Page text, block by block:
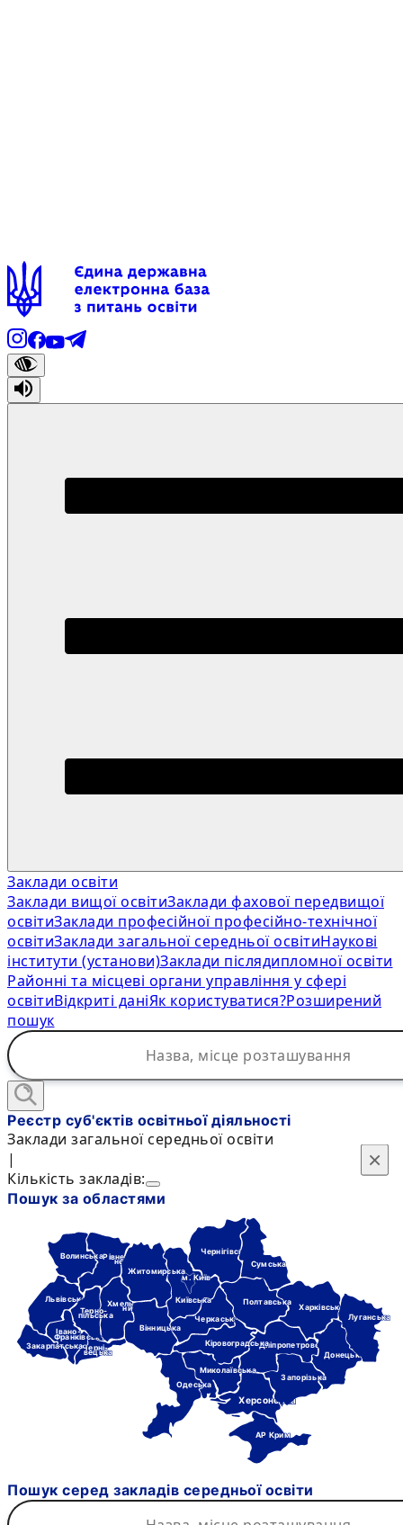
Заклади освіти
Заклади вищої освітиЗаклади фахової передвищої
освітиЗаклади професійної професійно-технічної
освітиЗаклади загальної середньої освітиНаукові
інститути (установи)Заклади післядипломної освіти
Районні та місцеві органи управління у сфері
освітиВідкриті даніЯк користуватися?Розширений
пошук
×
Реєстр суб'єктів освітньої діяльності
Заклади загальної середньої освіти
|
Кількість закладів:
Пошук за областями
Черкаська
Чернігівська
Черні-
вецька
Дніпропетровська
Донецька
Івано-
Франківська
Харківська
Херсонська
Хмель-
ницька
Кіровоградська
АР Крим
Київська
м. Київ
Луганська
Львівська
Миколаївська
Одеська
Полтавська
Рівне-
нська Сумська
Терно-
пільська
Вінницька
Волинська
Закарпатська
Запорізька
Житомирська
Пошук серед закладів середньої освіти
×